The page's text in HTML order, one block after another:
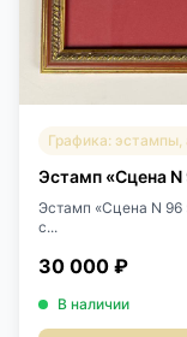
Графика: эстампы,
Эстамп «Сцена N
Эстамп «Сцена N 96
с...
30 000 ₽
В наличии